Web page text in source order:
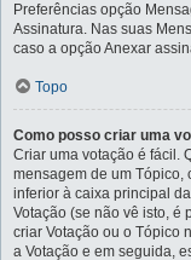
Preferências opção
Assinatura. Nas suas
caso a opção Anexar
Topo
Como posso criar uma
Criar uma votação é fácil.
mensagem de um Tópico,
inferior à caixa principal
Votação (se não vê isto, é
criar Votação ou o Tópico
a Votação e em seguida,